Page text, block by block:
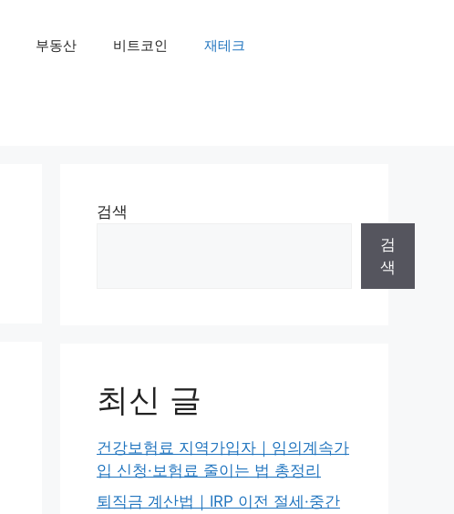
부동산 비트코인 재테크
검색
검
색
최신 글
건강보험료 지역가입자｜임의계속가
입 신청·보험료 줄이는 법 총정리
퇴직금 계산법｜IRP 이전 절세·중간